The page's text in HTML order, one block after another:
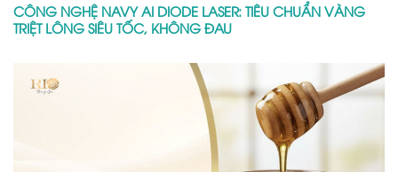
CÔNG NGHỆ NAVY AI DIODE LASER: TIÊU CHUẨN VÀNG
TRIỆT LÔNG SIÊU TỐC, KHÔNG ĐAU